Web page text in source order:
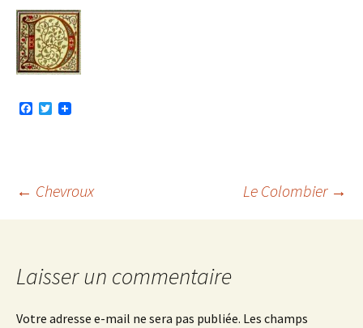
o
k
T
r
Navigation
articles
← Chevroux Le Colombier →
Laisser un commentaire
Votre adresse e-mail ne sera pas publiée. Les champs